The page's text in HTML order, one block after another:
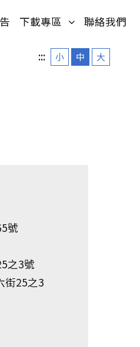
下載專區 (按鍵盤[下]，
聯絡我們
::: 小 中 大
號
之3號
街25之3